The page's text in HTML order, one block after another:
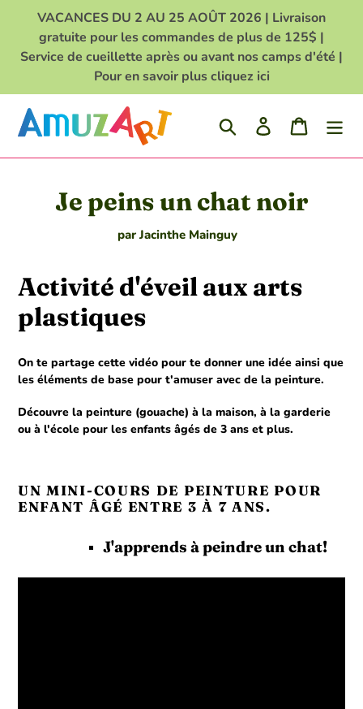
contenu
VACANCES DU 2 AU 25 AOÛT 2026 | Livraison
gratuite pour les commandes de plus de 125$ |
Service de cueillette après ou avant nos camps d'été |
Pour en savoir plus cliquez ici
RechercherSe connecter
Panier
Je peins un chat noir
par Jacinthe Mainguy
Activité d'éveil aux arts
plastiques
On te partage cette vidéo pour te donner une idée ainsi que
les éléments de base pour t'amuser avec de la peinture.
Découvre la peinture (gouache) à la maison, à la garderie
ou à l'école pour les enfants âgés de 3 ans et plus.
UN MINI-COURS DE PEINTURE POUR
ENFANT ÂGÉ ENTRE 3 À 7 ANS.
J'apprends à peindre un chat!